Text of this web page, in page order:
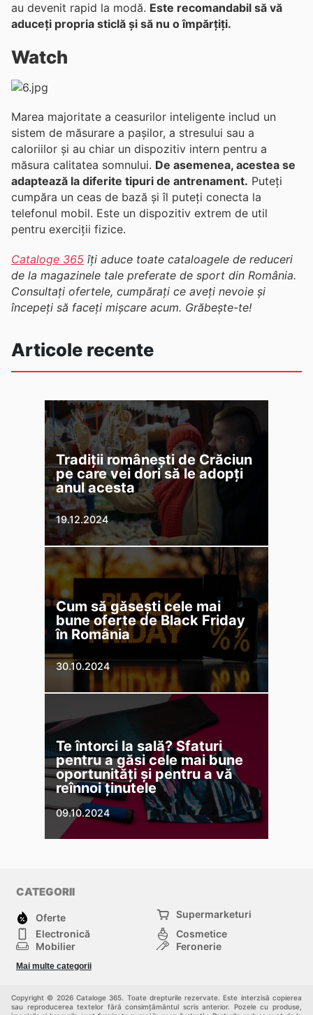
au devenit rapid la modă. Este recomandabil să vă
aduceți propria sticlă și să nu o împărțiți.
Watch
Marea majoritate a ceasurilor inteligente includ un
sistem de măsurare a pașilor, a stresului sau a
caloriilor și au chiar un dispozitiv intern pentru a
măsura calitatea somnului. De asemenea, acestea se
adaptează la diferite tipuri de antrenament.
cumpăra un ceas de bază și îl puteți conecta la
telefonul mobil. Este un dispozitiv extrem de util
pentru exerciții fizice.
Cataloge 365 îți aduce toate cataloagele de reduceri
de la magazinele tale preferate de sport din România.
Consultați ofertele, cumpărați ce aveți nevoie și
începeți să faceți mișcare acum. Grăbește-te!
Articole recente
Tradiții românești de Crăciun
pe care vei dori să le adopți
anul acesta
19.12.2024
Cum să găsești cele mai
bune oferte de Black Friday
în România
30.10.2024
Te întorci la sală? Sfaturi
pentru a găsi cele mai bune
oportunități și pentru a vă
reînnoi ținutele
09.10.2024
CATEGORII
Oferte
Supermarketuri
Electronică
Cosmetice
Mobilier
Feronerie
Copii
Mai multe categorii
Copyright © 2026 Cataloge 365. Toate drepturile rezervate. Este interzisă copierea
sau reproducerea textelor fără consimțământul scris anterior. Pozele cu produse,